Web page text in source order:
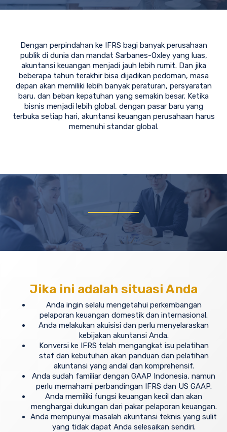
Dengan perpindahan ke IFRS bagi banyak perusahaan
publik di dunia dan mandat Sarbanes-Oxley yang luas,
akuntansi keuangan menjadi jauh lebih rumit. Dan jika
beberapa tahun terakhir bisa dijadikan pedoman, masa
depan akan memiliki lebih banyak peraturan, persyaratan
baru, dan beban kepatuhan yang semakin besar. Ketika
bisnis menjadi lebih global, dengan pasar baru yang
terbuka setiap hari, akuntansi keuangan perusahaan harus
memenuhi standar global.
Jika ini adalah situasi Anda
Anda ingin selalu mengetahui perkembangan
pelaporan keuangan domestik dan internasional.
Anda melakukan akuisisi dan perlu menyelaraskan
kebijakan akuntansi Anda.
Konversi ke IFRS telah mengangkat isu pelatihan
staf dan kebutuhan akan panduan dan pelatihan
akuntansi yang andal dan komprehensif.
Anda sudah familiar dengan GAAP Indonesia, namun
perlu memahami perbandingan IFRS dan US GAAP.
Anda memiliki fungsi keuangan kecil dan akan
menghargai dukungan dari pakar pelaporan keuangan.
Anda mempunyai masalah akuntansi teknis yang sulit
yang tidak dapat Anda selesaikan sendiri.